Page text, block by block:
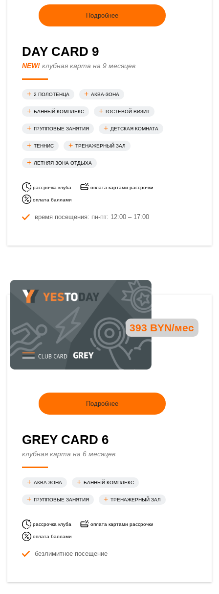
Подробнее
DAY CARD 9
NEW! клубная карта на 9 месяцев
2 ПОЛОТЕНЦА АКВА-ЗОНА
БАННЫЙ КОМПЛЕКС ГОСТЕВОЙ ВИЗИТ
ГРУППОВЫЕ ЗАНЯТИЯ ДЕТСКАЯ КОМНАТА
ТЕННИС ТРЕНАЖЕРНЫЙ ЗАЛ
ЛЕТНЯЯ ЗОНА ОТДЫХА
рассрочка клуба оплата картами рассрочки
оплата баллами
время посещения: пн-пт: 12:00 – 17:00
393 BYN/мес
Подробнее
GREY CARD 6
клубная карта на 6 месяцев
АКВА-ЗОНА БАННЫЙ КОМПЛЕКС
ГРУППОВЫЕ ЗАНЯТИЯ ТРЕНАЖЕРНЫЙ ЗАЛ
рассрочка клуба оплата картами рассрочки
оплата баллами
безлимитное посещение